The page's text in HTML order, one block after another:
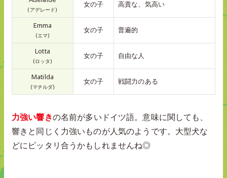
(アデレード)
女の子 高貴な、気高い
Emma
(エマ)
女の子 普遍的
Lotta
(ロッタ)
女の子 自由な人
Matilda
(マチルダ)
女の子 戦闘力のある
力強い響きの名前が多いドイツ語。意味に関しても、
響きと同じく力強いものが人気のようです。大型犬な
どにピッタリ合うかもしれませんね◎